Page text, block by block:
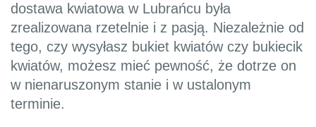
dostawa kwiatowa w Lubrańcu była
zrealizowana rzetelnie i z pasją. Niezależnie od
tego, czy wysyłasz bukiet kwiatów czy bukiecik
kwiatów, możesz mieć pewność, że dotrze on
w nienaruszonym stanie i w ustalonym
terminie.